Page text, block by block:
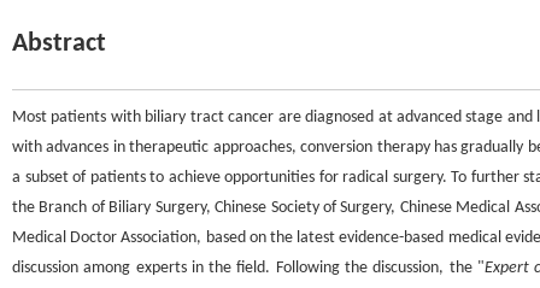
Abstract
Most patients with biliary tract cancer are diagnosed at advanced stage
with advances in therapeutic approaches, conversion therapy has gradually
a subset of patients to achieve opportunities for radical surgery. To further
the Branch of Biliary Surgery, Chinese Society of Surgery, Chinese Medical
Medical Doctor Association, based on the latest evidence-based medical
discussion among experts in the field. Following the discussion, the "Expert